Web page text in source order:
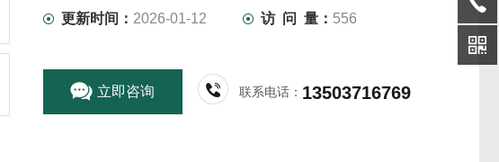
更新时间： 2026-01-12 访 问 量： 556
立即咨询 联系电话： 13503716769